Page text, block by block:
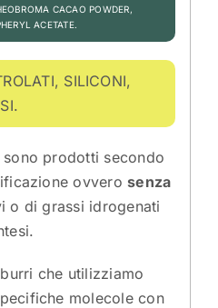
CACAO POWDER,
ACETATE.
SILICONI,
prodotti secondo
ovverosenza
o di grassi idrogenati
che utilizziamo
molecole con